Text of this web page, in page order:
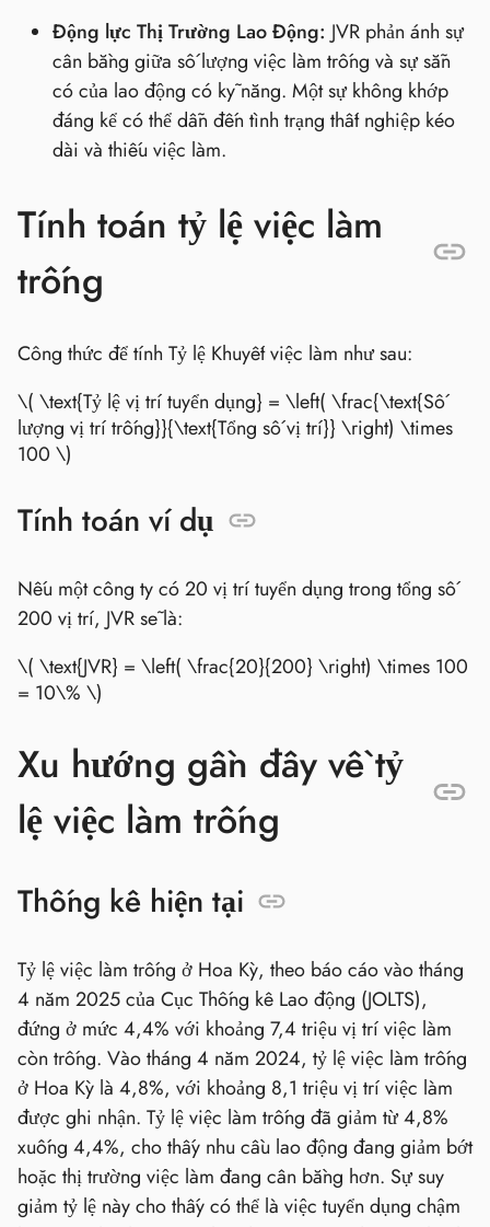
Động lực Thị Trường Lao Động: JVR phản ánh sự
cân bằng giữa số lượng việc làm trống và sự sẵn
có của lao động có kỹ năng. Một sự không khớp
đáng kể có thể dẫn đến tình trạng thất nghiệp kéo
dài và thiếu việc làm.
Tính toán tỷ lệ việc làm
trống
Công thức để tính Tỷ lệ Khuyết việc làm như sau:
\( \text{Tỷ lệ vị trí tuyển dụng} = \left( \frac{\text{Số
lượng vị trí trống}}{\text{Tổng số vị trí}} \right) \times
100 \)
Tính toán ví dụ
Nếu một công ty có 20 vị trí tuyển dụng trong tổng số
200 vị trí, JVR sẽ là:
\( \text{JVR} = \left( \frac{20}{200} \right) \times 100
= 10\% \)
Xu hướng gần đây về tỷ
lệ việc làm trống
Thống kê hiện tại
Tỷ lệ việc làm trống ở Hoa Kỳ, theo báo cáo vào tháng
4 năm 2025 của Cục Thống kê Lao động (JOLTS),
đứng ở mức 4,4% với khoảng 7,4 triệu vị trí việc làm
còn trống. Vào tháng 4 năm 2024, tỷ lệ việc làm trống
ở Hoa Kỳ là 4,8%, với khoảng 8,1 triệu vị trí việc làm
được ghi nhận. Tỷ lệ việc làm trống đã giảm từ 4,8%
xuống 4,4%, cho thấy nhu cầu lao động đang giảm bớt
hoặc thị trường việc làm đang cân bằng hơn. Sự suy
giảm tỷ lệ này cho thấy có thể là việc tuyển dụng chậm